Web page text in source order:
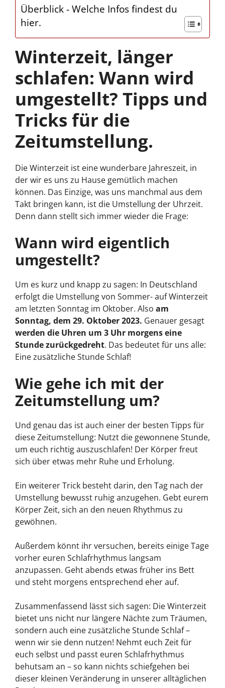
Überblick - Welche Infos findest du
hier.
Winterzeit, länger
schlafen: Wann wird
umgestellt? Tipps und
Tricks für die
Zeitumstellung.
Die Winterzeit ist eine wunderbare Jahreszeit, in
der wir es uns zu Hause gemütlich machen
können. Das Einzige, was uns manchmal aus dem
Takt bringen kann, ist die Umstellung der Uhrzeit.
Denn dann stellt sich immer wieder die Frage:
Wann wird eigentlich
umgestellt?
Um es kurz und knapp zu sagen: In Deutschland
erfolgt die Umstellung von Sommer- auf Winterzeit
am letzten Sonntag im Oktober. Also am
Sonntag, dem 29. Oktober 2023. Genauer gesagt
werden die Uhren um 3 Uhr morgens eine
Stunde zurückgedreht. Das bedeutet für uns alle:
Eine zusätzliche Stunde Schlaf!
Wie gehe ich mit der
Zeitumstellung um?
Und genau das ist auch einer der besten Tipps für
diese Zeitumstellung: Nutzt die gewonnene Stunde,
um euch richtig auszuschlafen! Der Körper freut
sich über etwas mehr Ruhe und Erholung.
Ein weiterer Trick besteht darin, den Tag nach der
Umstellung bewusst ruhig anzugehen. Gebt eurem
Körper Zeit, sich an den neuen Rhythmus zu
gewöhnen.
Außerdem könnt ihr versuchen, bereits einige Tage
vorher euren Schlafrhythmus langsam
anzupassen. Geht abends etwas früher ins Bett
und steht morgens entsprechend eher auf.
Zusammenfassend lässt sich sagen: Die Winterzeit
bietet uns nicht nur längere Nächte zum Träumen,
sondern auch eine zusätzliche Stunde Schlaf –
wenn wir sie denn nutzen! Nehmt euch Zeit für
euch selbst und passt euren Schlafrhythmus
behutsam an – so kann nichts schiefgehen bei
dieser kleinen Veränderung in unserer alltäglichen